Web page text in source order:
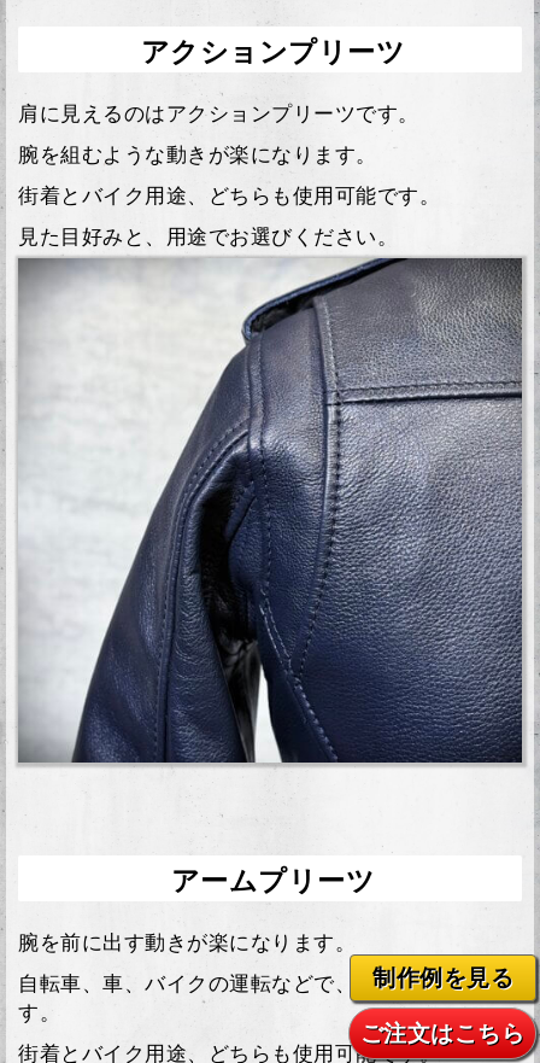
アクションプリーツ
肩に見えるのはアクションプリーツです。
腕を組むような動きが楽になります。
街着とバイク用途、どちらも使用可能です。
見た目好みと、用途でお選びください。
アームプリーツ
腕を前に出す動きが楽になります。
自転車、車、バイクの運転などで、機能を発揮しま
す。
街着とバイク用途、どちらも使用可能です。
制作例を見る
ご注文はこちら